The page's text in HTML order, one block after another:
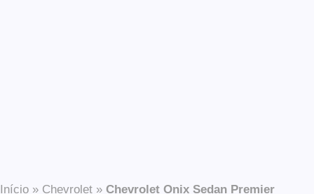
Início » Chevrolet » Chevrolet Onix Sedan Premier